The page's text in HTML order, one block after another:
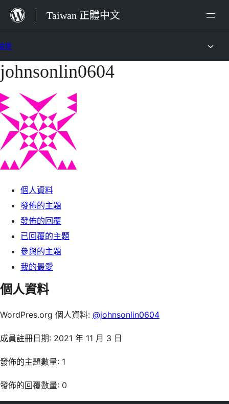
內
容
Taiwan 正體中文
壇
跳
至
主
要
容
johnsonlin0604
個人資料
發佈的主題
發佈的回覆
已回覆的主題
參與的主題
我的最愛
個人資料
WordPres.org 個人資料: @johnsonlin0604
成員註冊日期: 2021 年 11 月 3 日
發佈的主題數量: 1
發佈的回覆數量: 0